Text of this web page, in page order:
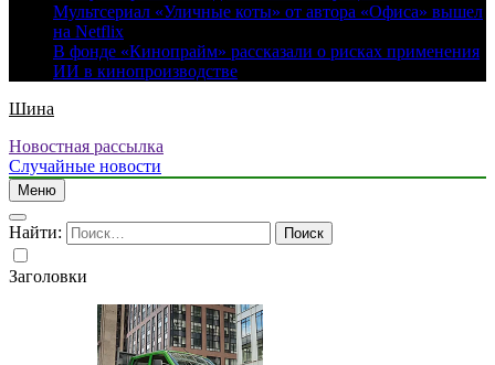
Мультсериал «Уличные коты» от автора «Офиса» вышел
на Netflix
В фонде «Кинопрайм» рассказали о рисках применения
ИИ в кинопроизводстве
Шина
Новостная рассылка
Случайные новости
Меню
Найти:
Заголовки